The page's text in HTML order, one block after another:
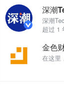
深潮
深潮
超过 1
金色
在这里